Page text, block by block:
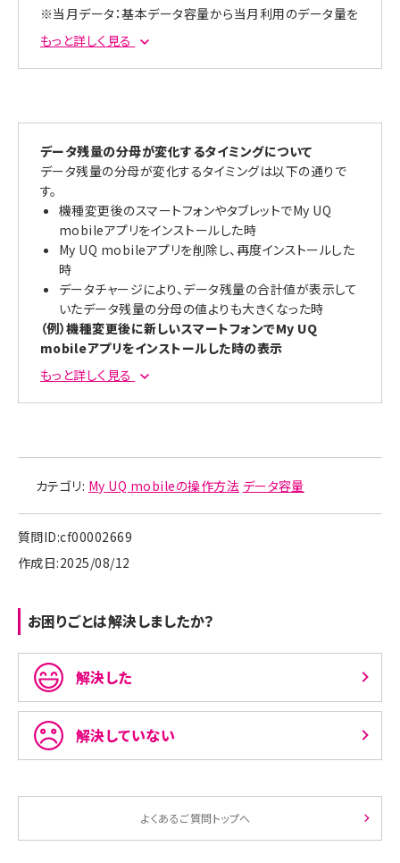
※当月データ：基本データ容量から当月利用のデータ量を
引いたデータ残量
（例）月の最初に起動した時のデータ残量の合計値が、ト
当月データ（13.00GB）＋くりこしデータ（0.00GB）＋デー
タチャージ分（4.50GB）＝データ残量の合計値
（17.50GB）
クトクプラン（基本データ容量15GB）の基本データ容量
当月データ（7.50GB）＋くりこし分（0.00GB）＋データチャ
ージ分（0.00GB）＝データ残量の合計値（7.50GB）
もっと詳しく見る
データ残量の分母が変化するタイミングについて
データ残量の分母が変化するタイミングは以下の通りで
す。
機種変更後のスマートフォンやタブレットでMy UQ
mobileアプリをインストールした時
My UQ mobileアプリを削除し、再度インストールした
時
データチャージにより、データ残量の合計値が表示して
いたデータ残量の分母の値よりも大きくなった時
（例）機種変更後に新しいスマートフォンでMy UQ
mobileアプリをインストールした時の表示
もっと詳しく見る
カテゴリ: My UQ mobileの操作方法 データ容量
質問ID:cf00002669
作成日:2025/08/12
お困りごとは解決しましたか？
解決した
解決していない
よくあるご質問トップへ